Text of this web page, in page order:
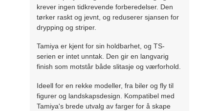
krever ingen tidkrevende forberedelser. Den
tørker raskt og jevnt, og reduserer sjansen for
drypping og striper.
Tamiya er kjent for sin holdbarhet, og TS-
serien er intet unntak. Den gir en langvarig
finish som motstår både slitasje og værforhold.
Ideell for en rekke modeller, fra biler og fly til
figurer og landskapsdesign. Kompatibel med
Tamiya's brede utvalg av farger for å skape